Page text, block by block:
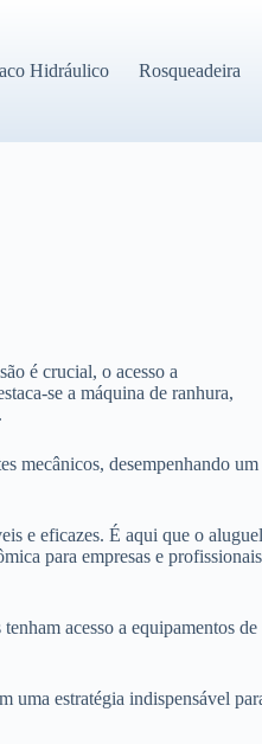
Hidráulico Rosqueadeira
é crucial, o acesso a
se a máquina de ranhura,
mecânicos, desempenhando um
e eficazes. É aqui que o
para empresas e profissionais
acesso a equipamentos de
uma estratégia indispensável